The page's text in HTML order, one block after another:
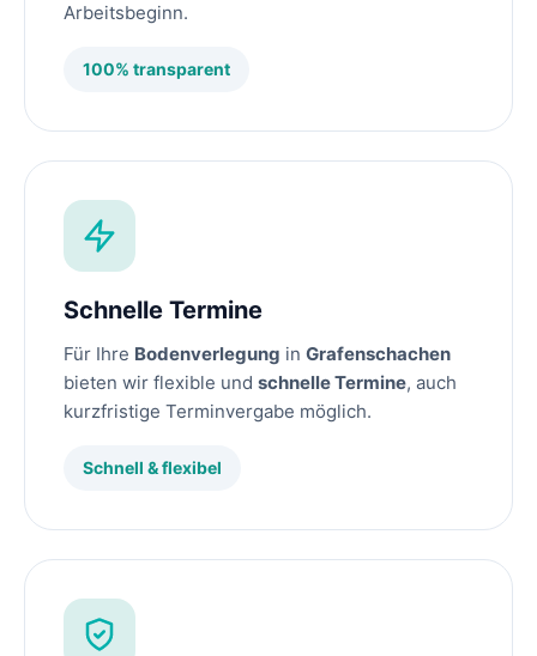
Arbeitsbeginn.
100% transparent
Schnelle Termine
Für Ihre Bodenverlegung in Grafenschachen
bieten wir flexible und schnelle Termine, auch
kurzfristige Terminvergabe möglich.
Schnell & flexibel